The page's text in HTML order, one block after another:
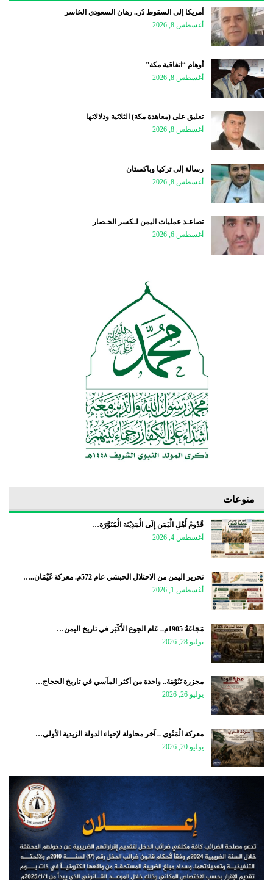
أمريكا إلى السقوط دُر.. رهان السعودي الخاسر
أغسطس 8, 2026
أوهام “اتفاقية مكة”
أغسطس 8, 2026
تعليق على (معاهدة مكة) الثلاثية ودلالاتها
أغسطس 8, 2026
رسالة إلى تركيا وباكستان
أغسطس 8, 2026
تصاعـد عمليات اليمن لـكسر الحـصار
أغسطس 6, 2026
منوعات
قُدُومُ أَهْلِ الْيَمَن إِلَى الْمَدِيْنَة الْمُنَوَّرَة…
أغسطس 4, 2026
تحرير اليمن من الاحتلال الحبشي عام 572م. معركة غَيْمَان..…
أغسطس 1, 2026
مَجَاعَةُ 1905م.. عَام الجوع الأَكْبَر في تاريخ اليمن…
يوليو 28, 2026
مجزرة تَنُوْمَةَ.. واحدة من أكثر المآسي في تاريخ الحجاج…
يوليو 26, 2026
معركة الْمَنْوَى .. آخر محاولة لإحياء الدولة الزيدية الأولى…
يوليو 20, 2026